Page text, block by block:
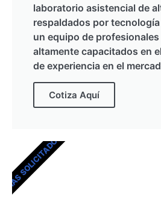
laboratorio asistencial de
respaldados por
un equipo de
altamente capacitados en
de experiencia en el
Cotiza Aquí
MÁS SOLICITADOS